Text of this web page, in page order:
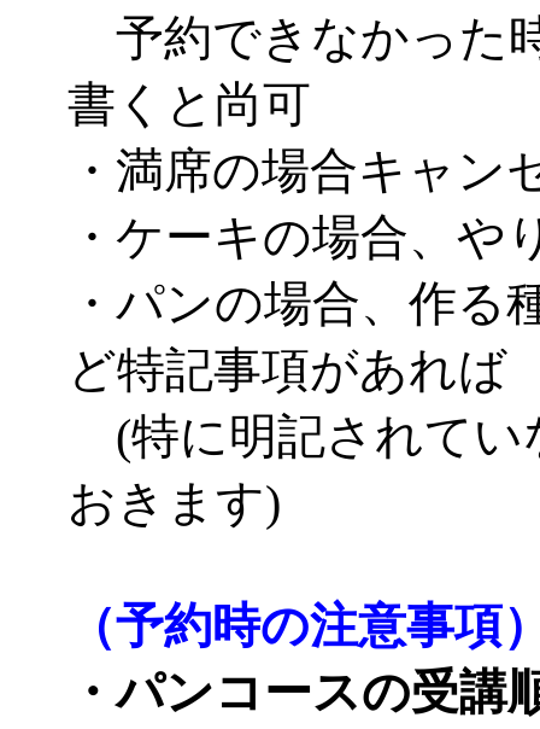
予約できなかった
書くと尚可
・満席の場合キャ
・ケーキの場合、や
・パンの場合、作る
ど特記事項があれば
(特に明記されてい
おきます)
（予約時の注意事項
・パンコースの受講